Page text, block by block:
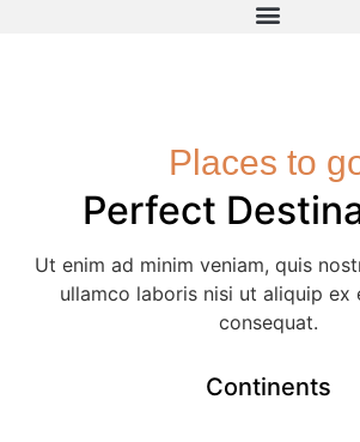
Places to
Perfect
Ut enim ad minim veniam, quis
ullamco laboris nisi ut aliquip ex
consequat.
Continents